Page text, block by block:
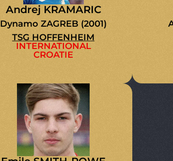
Andrej KRAMARIC
Dynamo ZAGREB (2001)
TSG HOFFENHEIM
INTERNATIONAL
CROATIE